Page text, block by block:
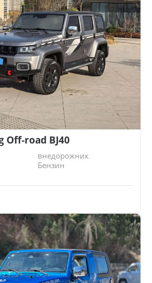
Off-road BJ40
внедорожник
Бензин